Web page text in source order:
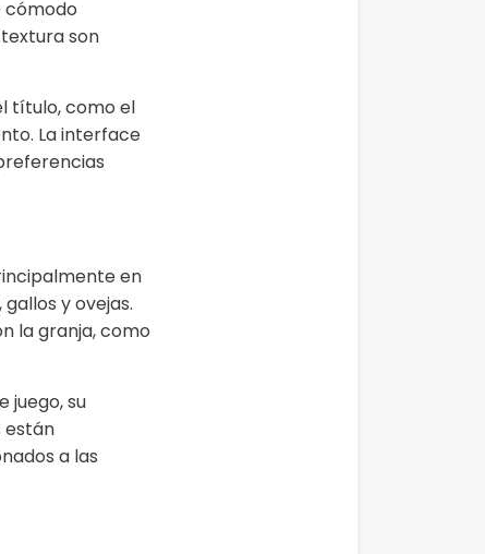
cómodo
son
título, como el
La interface
en
y ovejas.
la granja, como
juego, su
están
a las